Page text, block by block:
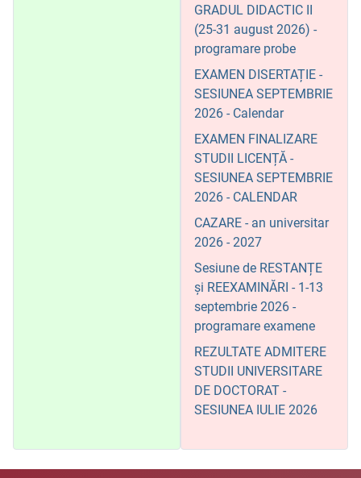
GRADUL DIDACTIC II
(25-31 august 2026) -
programare probe
EXAMEN DISERTAȚIE -
SESIUNEA SEPTEMBRIE
2026 - Calendar
EXAMEN FINALIZARE
STUDII LICENȚĂ -
SESIUNEA SEPTEMBRIE
2026 - CALENDAR
CAZARE - an universitar
2026 - 2027
Sesiune de RESTANȚE
și REEXAMINĂRI - 1-13
septembrie 2026 -
programare examene
REZULTATE ADMITERE
STUDII UNIVERSITARE
DE DOCTORAT -
SESIUNEA IULIE 2026